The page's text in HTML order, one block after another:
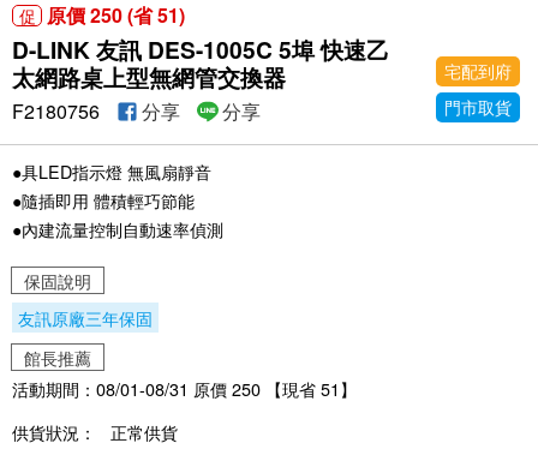
促 原價 250 (省 51)
D-LINK 友訊 DES-1005C 5埠 快速乙
太網路桌上型無網管交換器
宅配到府
門市取貨
F2180756 分享 分享
●具LED指示燈 無風扇靜音
●隨插即用 體積輕巧節能
●內建流量控制自動速率偵測
保固說明
友訊原廠三年保固
館長推薦
活動期間：08/01-08/31 原價 250 【現省 51】
供貨狀況：
正常供貨